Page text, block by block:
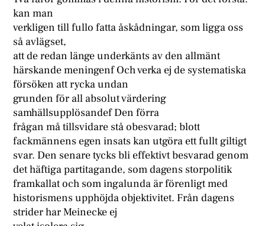
kan man
verkligen till fullo fatta åskådningar, som ligga oss
så avlägset,
att de redan länge underkänts av den allmänt
härskande meningenf Och verka ej de systematiska
försöken att rycka undan
grunden för all absolut värdering
samhällsupplösandef Den förra
frågan må tillsvidare stå obesvarad; blott
fackmännens egen insats kan utgöra ett fullt giltigt
svar. Den senare tycks bli effektivt besvarad genom
det häftiga partitagande, som dagens storpolitik
framkallat och som ingalunda är förenligt med
historismens upphöjda objektivitet. Från dagens
strider har Meinecke ej